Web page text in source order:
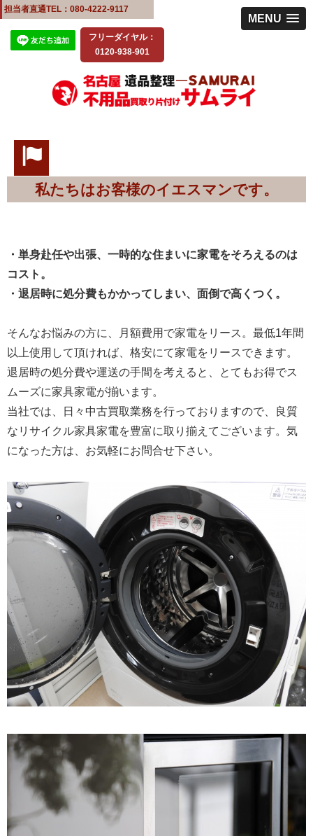
MENU
担当者直通TEL：080-4222-9117
フリーダイヤル：
0120-938-901
私たちはお客様のイエスマンです。
・単身赴任や出張、一時的な住まいに家電をそろえるのは
コスト。
・退居時に処分費もかかってしまい、面倒で高くつく。
そんなお悩みの方に、月額費用で家電をリース。最低1年間
以上使用して頂ければ、格安にて家電をリースできます。
退居時の処分費や運送の手間を考えると、とてもお得でス
ムーズに家具家電が揃います。
当社では、日々中古買取業務を行っておりますので、良質
なリサイクル家具家電を豊富に取り揃えてございます。気
になった方は、お気軽にお問合せ下さい。